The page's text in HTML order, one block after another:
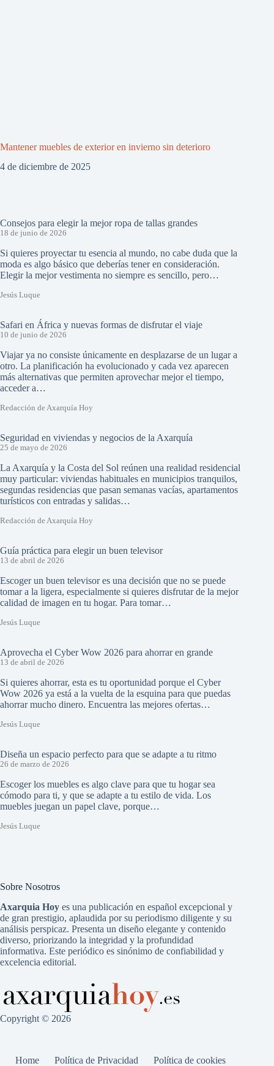
Mantener muebles de exterior en invierno sin deterioro
4 de diciembre de 2025
Consejos para elegir la mejor ropa de tallas grandes
18 de junio de 2026
Si quieres proyectar tu esencia al mundo, no cabe duda que la
moda es algo básico que deberías tener en consideración.
Elegir la mejor vestimenta no siempre es sencillo, pero…
Jesús Luque
Safari en África y nuevas formas de disfrutar el viaje
10 de junio de 2026
Viajar ya no consiste únicamente en desplazarse de un lugar a
otro. La planificación ha evolucionado y cada vez aparecen
más alternativas que permiten aprovechar mejor el tiempo,
acceder a…
Redacción de Axarquía Hoy
Seguridad en viviendas y negocios de la Axarquía
25 de mayo de 2026
La Axarquía y la Costa del Sol reúnen una realidad residencial
muy particular: viviendas habituales en municipios tranquilos,
segundas residencias que pasan semanas vacías, apartamentos
turísticos con entradas y salidas…
Redacción de Axarquía Hoy
Guía práctica para elegir un buen televisor
13 de abril de 2026
Escoger un buen televisor es una decisión que no se puede
tomar a la ligera, especialmente si quieres disfrutar de la mejor
calidad de imagen en tu hogar. Para tomar…
Jesús Luque
Aprovecha el Cyber Wow 2026 para ahorrar en grande
13 de abril de 2026
Si quieres ahorrar, esta es tu oportunidad porque el Cyber
Wow 2026 ya está a la vuelta de la esquina para que puedas
ahorrar mucho dinero. Encuentra las mejores ofertas…
Jesús Luque
Diseña un espacio perfecto para que se adapte a tu ritmo
26 de marzo de 2026
Escoger los muebles es algo clave para que tu hogar sea
cómodo para ti, y que se adapte a tu estilo de vida. Los
muebles juegan un papel clave, porque…
Jesús Luque
Sobre Nosotros
Axarquia Hoy es una publicación en español excepcional y
de gran prestigio, aplaudida por su periodismo diligente y su
análisis perspicaz. Presenta un diseño elegante y contenido
diverso, priorizando la integridad y la profundidad
informativa. Este periódico es sinónimo de confiabilidad y
excelencia editorial.
Copyright © 2026
Home Política de Privacidad Política de cookies